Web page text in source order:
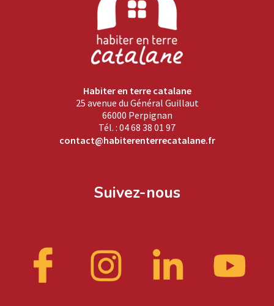
Habiter en terre catalane
25 avenue du Général Guillaut
66000 Perpignan
Tél. : 04 68 38 01 97
contact@habiterenterrecatalane.fr
Suivez-nous